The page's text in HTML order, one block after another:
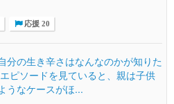
応援 20
分の生き辛さはなんなのかが知りた
ピソードを見ていると、親は子供
うなケースがほ...